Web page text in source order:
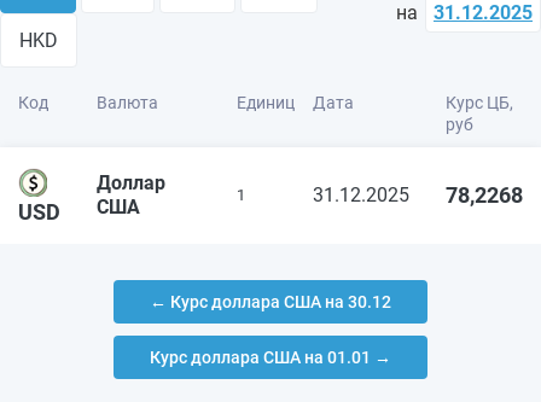
HKD
на 31.12.2025
Код Валюта Единиц Дата
Курс ЦБ,
руб
USD
Доллар
США
1 31.12.2025 78,2268
← Курс доллара США на 30.12
Курс доллара США на 01.01 →